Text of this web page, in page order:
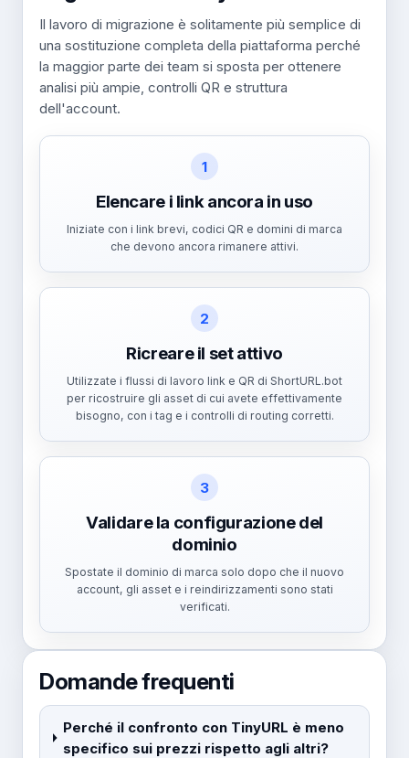
Il lavoro di migrazione è solitamente più semplice di
una sostituzione completa della piattaforma perché
la maggior parte dei team si sposta per ottenere
analisi più ampie, controlli QR e struttura
dell'account.
1
Elencare i link ancora in uso
Iniziate con i link brevi, codici QR e domini di marca
che devono ancora rimanere attivi.
2
Ricreare il set attivo
Utilizzate i flussi di lavoro link e QR di ShortURL.bot
per ricostruire gli asset di cui avete effettivamente
bisogno, con i tag e i controlli di routing corretti.
3
Validare la configurazione del
dominio
Spostate il dominio di marca solo dopo che il nuovo
account, gli asset e i reindirizzamenti sono stati
verificati.
Domande frequenti
Perché il confronto con TinyURL è meno
specifico sui prezzi rispetto agli altri?